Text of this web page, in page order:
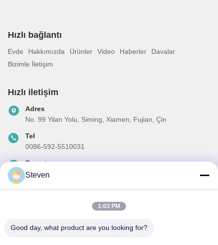
Hızlı bağlantı
Evde Hakkımızda Ürünler Video Haberler
Davalar
Bizimle İletişim
Hızlı iletişim
Adres
No. 99 Yilan Yolu, Siming, Xiamen, Fujian, Çin
Tel
0086-592-5510031
E-posta
steven@winley-electric.com
İndirimler ve daha fazlası için bültenimize abone olun.
Steven
1:03 PM
Good day, what product are you looking for?